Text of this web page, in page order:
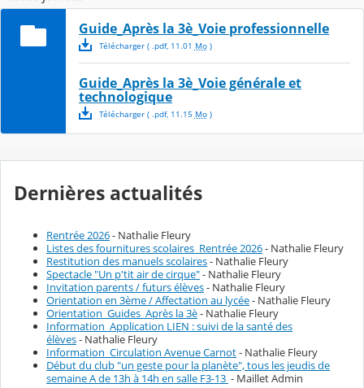
Guide_Après la 3è_Voie professionnelle
Télécharger( .pdf, 11.01 Mo)
Guide_Après la 3è_Voie générale et
technologique
Télécharger( .pdf, 11.15 Mo)
Dernières actualités
Rentrée 2026- Nathalie Fleury
Listes des fournitures scolaires_Rentrée 2026- Nathalie Fleury
Restitution des manuels scolaires- Nathalie Fleury
Spectacle "Un p'tit air de cirque"- Nathalie Fleury
Invitation parents / futurs élèves- Nathalie Fleury
Orientation en 3ème / Affectation au lycée- Nathalie Fleury
Orientation_Guides_Après la 3è- Nathalie Fleury
Information_Application LIEN : suivi de la santé des
élèves- Nathalie Fleury
Information_Circulation Avenue Carnot- Nathalie Fleury
Début du club "un geste pour la planète", tous les jeudis de
semaine A de 13h à 14h en salle F3-13 - Maillet Admin